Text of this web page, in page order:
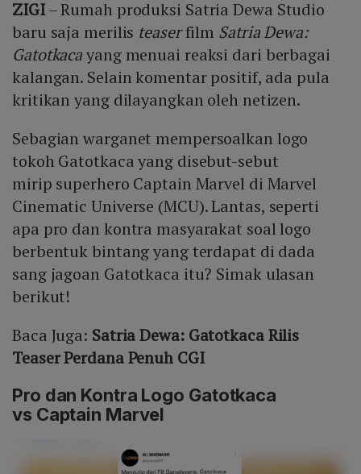
ZIGI– Rumah produksi Satria Dewa Studio
baru saja merilis teaserfilm Satria Dewa:
Gatotkacayang menuai reaksi dari berbagai
kalangan. Selain komentar positif, ada pula
kritikan yang dilayangkan oleh netizen.
Sebagian warganet mempersoalkan logo
tokoh Gatotkaca yang disebut-sebut
mirip superhero Captain Marvel di Marvel
Cinematic Universe (MCU). Lantas, seperti
apa pro dan kontra masyarakat soal logo
berbentuk bintang yang terdapat di dada
sang jagoan Gatotkaca itu? Simak ulasan
berikut!
Baca Juga: Satria Dewa: Gatotkaca Rilis
Teaser Perdana Penuh CGI
Pro dan Kontra Logo Gatotkaca
vs Captain Marvel